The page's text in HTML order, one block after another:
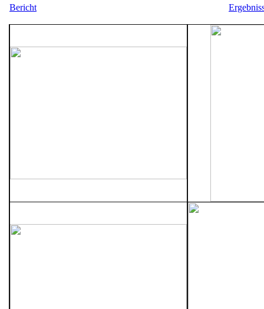
Bericht